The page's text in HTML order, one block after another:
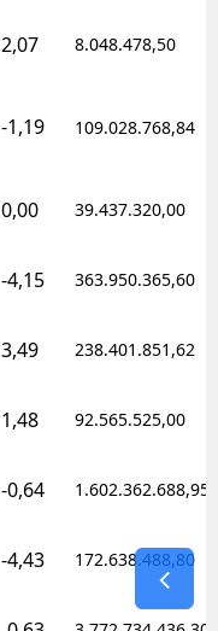
2,07 8.048.478,50
-1,19 109.028.768,84
0,00 39.437.320,00
-4,15 363.950.365,60
3,49 238.401.851,62
1,48 92.565.525,00
-0,64 1.602.362.688,95
-4,43 172.638.488,80